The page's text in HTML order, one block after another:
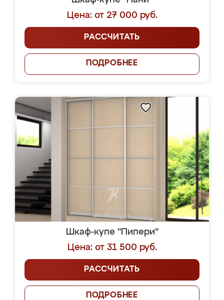
Цена: от 27 000 руб.
РАССЧИТАТЬ
ПОДРОБНЕЕ
Шкаф-купе "Пипери"
Цена: от 31 500 руб.
РАССЧИТАТЬ
ПОДРОБНЕЕ